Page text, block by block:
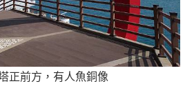
正前方，有人魚銅像